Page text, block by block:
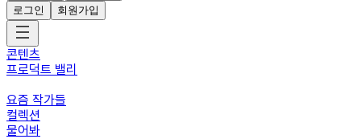
로그인
회원가입
콘텐츠
프로덕트 밸리
요즘 작가들
컬렉션
물어봐